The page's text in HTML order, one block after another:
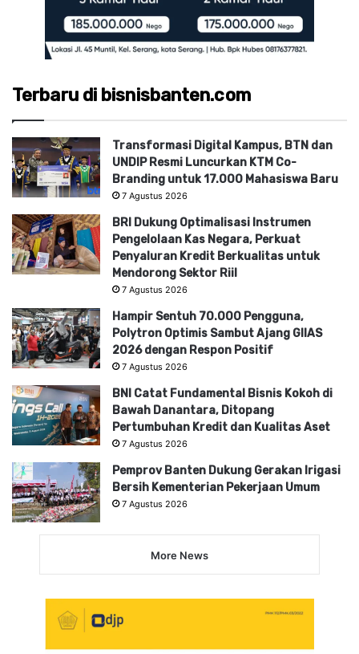
Terbaru di bisnisbanten.com
Transformasi Digital Kampus, BTN dan
UNDIP Resmi Luncurkan KTM Co-
Branding untuk 17.000 Mahasiswa Baru
7 Agustus 2026
BRI Dukung Optimalisasi Instrumen
Pengelolaan Kas Negara, Perkuat
Penyaluran Kredit Berkualitas untuk
Mendorong Sektor Riil
7 Agustus 2026
Hampir Sentuh 70.000 Pengguna,
Polytron Optimis Sambut Ajang GIIAS
2026 dengan Respon Positif
7 Agustus 2026
BNI Catat Fundamental Bisnis Kokoh di
Bawah Danantara, Ditopang
Pertumbuhan Kredit dan Kualitas Aset
7 Agustus 2026
Pemprov Banten Dukung Gerakan Irigasi
Bersih Kementerian Pekerjaan Umum
7 Agustus 2026
More News